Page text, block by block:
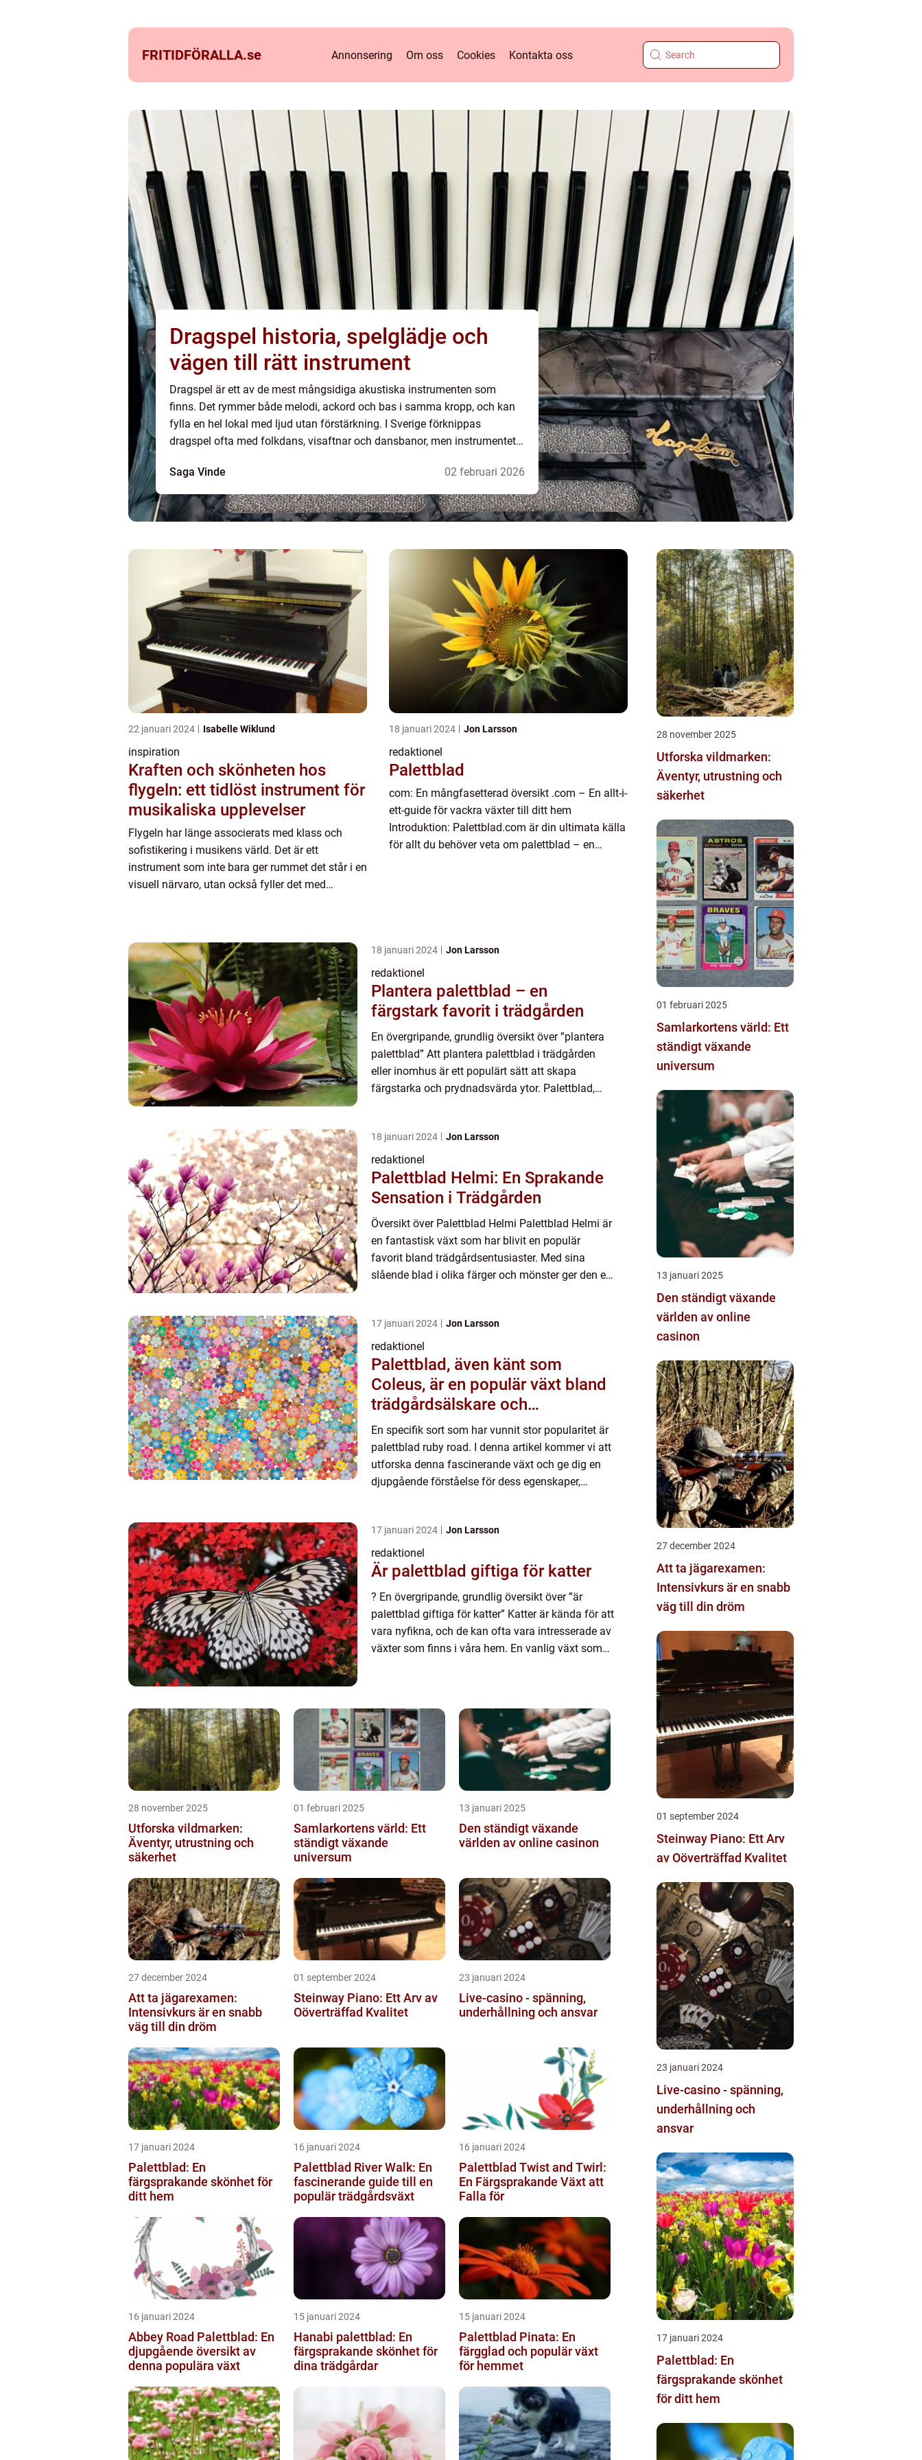
FRITIDFÖRALLA.se Annonsering Om oss Cookies Kontakta oss
Dragspel historia, spelglädje och
vägen till rätt instrument
Dragspel är ett av de mest mångsidiga akustiska instrumenten som
finns. Det rymmer både melodi, ackord och bas i samma kropp, och kan
fylla en hel lokal med ljud utan förstärkning. I Sverige förknippas
dragspel ofta med folkdans, visaftnar och dansbanor, men instrumentet
moder...
Saga Vinde 02 februari 2026
22 januari 2024 Isabelle Wiklund
inspiration
Kraften och skönheten hos
flygeln: ett tidlöst instrument för
musikaliska upplevelser
Flygeln har länge associerats med klass och
sofistikering i musikens värld. Det är ett
instrument som inte bara ger rummet det står i en
visuell närvaro, utan också fyller det med
18 januari 2024 Jon Larsson
redaktionel
Palettblad
com: En mångfasetterad översikt .com – En allt-i-
ett-guide för vackra växter till ditt hem
Introduktion: Palettblad.com är din ultimata källa
för allt du behöver veta om palettblad – en
18 januari 2024 Jon Larsson
redaktionel
Plantera palettblad – en
färgstark favorit i trädgården
En övergripande, grundlig översikt över ”plantera
palettblad” Att plantera palettblad i trädgården
eller inomhus är ett populärt sätt att skapa
färgstarka och prydnadsvärda ytor. Palettblad,
18 januari 2024 Jon Larsson
redaktionel
Palettblad Helmi: En Sprakande
Sensation i Trädgården
Översikt över Palettblad Helmi Palettblad Helmi är
en fantastisk växt som har blivit en populär
favorit bland trädgårdsentusiaster. Med sina
slående blad i olika färger och mönster ger den en
17 januari 2024 Jon Larsson
redaktionel
Palettblad, även känt som
Coleus, är en populär växt bland
trädgårdsälskare och
växtentusiaster
En specifik sort som har vunnit stor popularitet är
palettblad ruby road. I denna artikel kommer vi att
utforska denna fascinerande växt och ge dig en
djupgående förståelse för dess egenskaper,
17 januari 2024 Jon Larsson
redaktionel
Är palettblad giftiga för katter
? En övergripande, grundlig översikt över ”är
palettblad giftiga för katter” Katter är kända för att
vara nyfikna, och de kan ofta vara intresserade av
växter som finns i våra hem. En vanlig växt som
28 november 2025
Utforska vildmarken:
Äventyr, utrustning och
säkerhet
01 februari 2025
Samlarkortens värld: Ett
ständigt växande
universum
13 januari 2025
Den ständigt växande
världen av online casinon
27 december 2024
Att ta jägarexamen:
Intensivkurs är en snabb
väg till din dröm
01 september 2024
Steinway Piano: Ett Arv av
Oöverträffad Kvalitet
23 januari 2024
Live-casino - spänning,
underhållning och ansvar
17 januari 2024
Palettblad: En
färgsprakande skönhet för
ditt hem
16 januari 2024
Palettblad River Walk: En
fascinerande guide till en
populär trädgårdsväxt
16 januari 2024
Palettblad Twist and Twirl:
En Färgsprakande Växt att
Falla för
16 januari 2024
Abbey Road Palettblad: En
djupgående översikt av
denna populära växt
15 januari 2024
Hanabi palettblad: En
färgsprakande skönhet för
dina trädgårdar
15 januari 2024
Palettblad Pinata: En
färgglad och populär växt
för hemmet
28 november 2025
Utforska vildmarken:
Äventyr, utrustning och
säkerhet
01 februari 2025
Samlarkortens värld: Ett
ständigt växande
universum
13 januari 2025
Den ständigt växande
världen av online
casinon
27 december 2024
Att ta jägarexamen:
Intensivkurs är en snabb
väg till din dröm
01 september 2024
Steinway Piano: Ett Arv
av Oöverträffad Kvalitet
23 januari 2024
Live-casino - spänning,
underhållning och
ansvar
17 januari 2024
Palettblad: En
färgsprakande skönhet
för ditt hem